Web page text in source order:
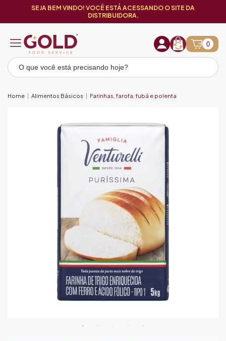
SEJA BEM VINDO! VOCÊ ESTÁ ACESSANDO O SITE DA
DISTRIBUIDORA.
0
Home Alimentos Básicos Farinhas, farofa, fubá e polenta